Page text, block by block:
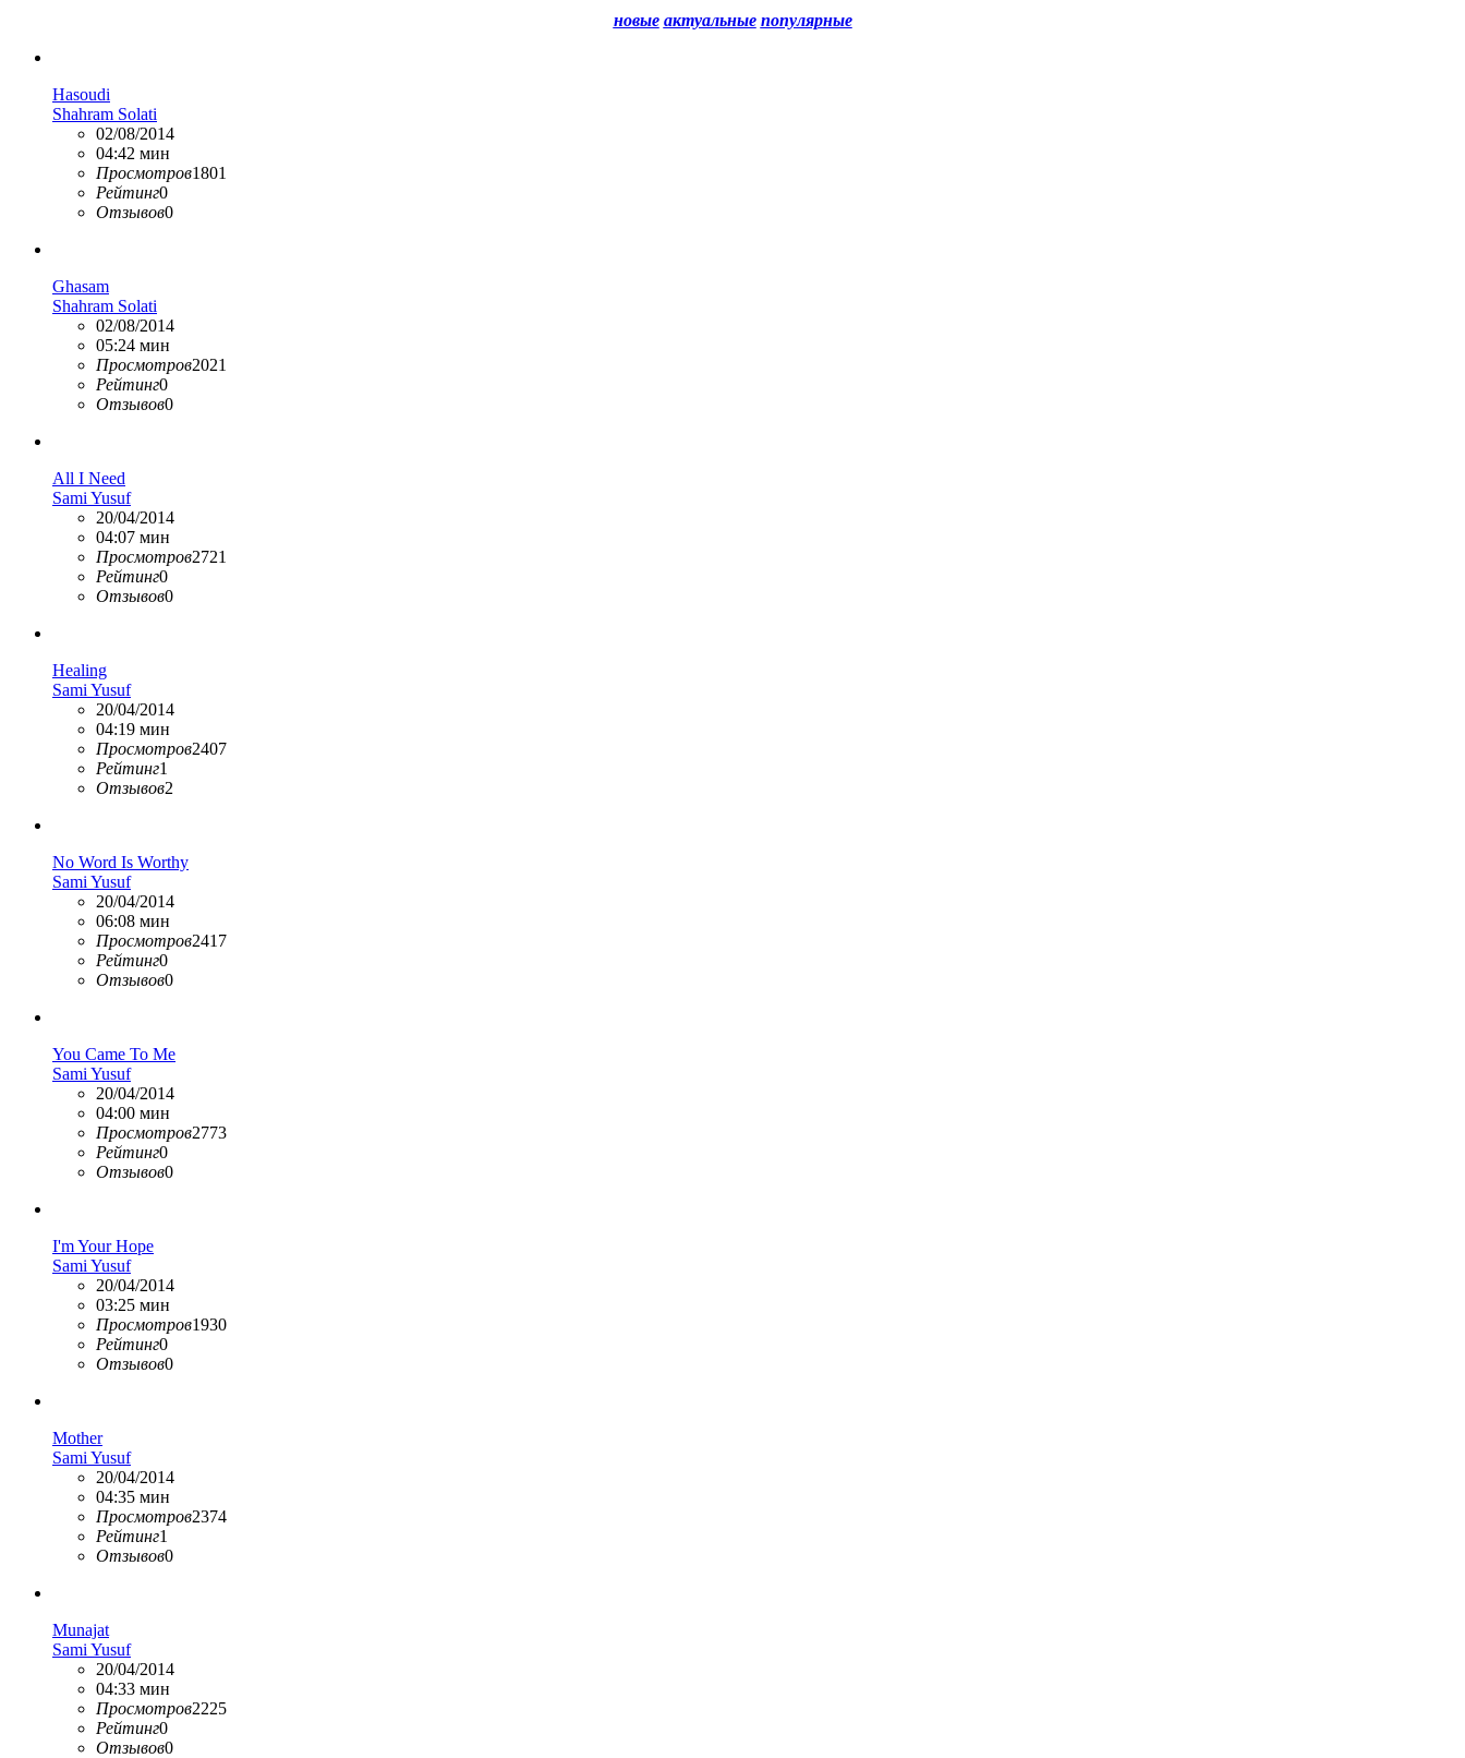
новые актуальные популярные
Hasoudi
Shahram Solati
02/08/2014
04:42 мин
Просмотров1801
Рейтинг0
Отзывов0
Ghasam
Shahram Solati
02/08/2014
05:24 мин
Просмотров2021
Рейтинг0
Отзывов0
All I Need
Sami Yusuf
20/04/2014
04:07 мин
Просмотров2721
Рейтинг0
Отзывов0
Healing
Sami Yusuf
20/04/2014
04:19 мин
Просмотров2407
Рейтинг1
Отзывов2
No Word Is Worthy
Sami Yusuf
20/04/2014
06:08 мин
Просмотров2417
Рейтинг0
Отзывов0
You Came To Me
Sami Yusuf
20/04/2014
04:00 мин
Просмотров2773
Рейтинг0
Отзывов0
I'm Your Hope
Sami Yusuf
20/04/2014
03:25 мин
Просмотров1930
Рейтинг0
Отзывов0
Mother
Sami Yusuf
20/04/2014
04:35 мин
Просмотров2374
Рейтинг1
Отзывов0
Munajat
Sami Yusuf
20/04/2014
04:33 мин
Просмотров2225
Рейтинг0
Отзывов0